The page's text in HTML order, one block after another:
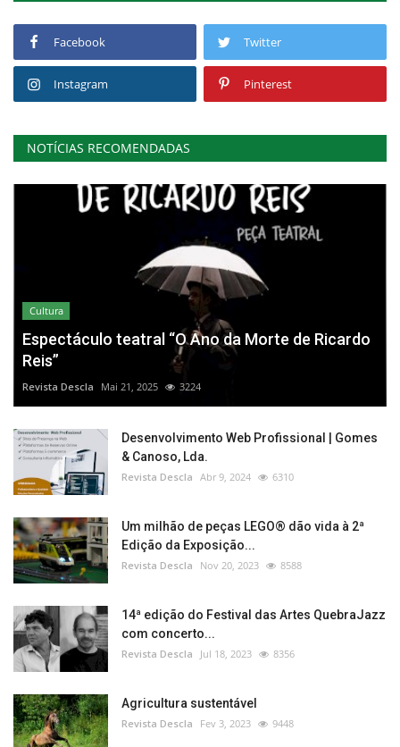
Facebook Twitter
Instagram Pinterest
NOTÍCIAS RECOMENDADAS
Cultura
Espectáculo teatral “O Ano da Morte de Ricardo
Reis”
Revista Descla Mai 21, 2025 3224
Desenvolvimento Web Profissional | Gomes
& Canoso, Lda.
Revista Descla Abr 9, 2024 6310
Um milhão de peças LEGO® dão vida à 2ª
Edição da Exposição...
Revista Descla Nov 20, 2023 8588
14ª edição do Festival das Artes QuebraJazz
com concerto...
Revista Descla Jul 18, 2023 8356
Agricultura sustentável
Revista Descla Fev 3, 2023 9448